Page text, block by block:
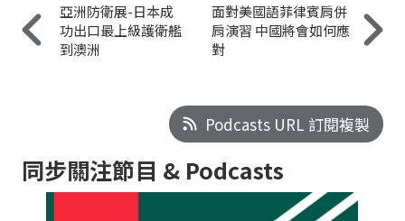
亞洲防衛展-日本成
功出口最上級護衛艦
到澳洲
面對美國語菲律賓肩併
肩演習 中國將會如何應
對
Podcasts URL 訂閱複製
同步關注節目 & Podcasts